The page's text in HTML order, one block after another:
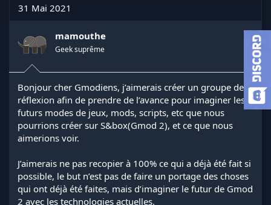
t
e
u
d
e
l
d
i
c
u
s
e
é
t
31 Mai 2021
mamouthe
Geek suprême
Bonjour cher Gmodiens, j’aimerais créer un groupe de
réflexion afin de prendre de l’avance pour imaginer les
futurs modes de jeux, mods, scripts, etc que nous
pourrions créer sur S&box(Gmod 2), et ce que nous
aimerions voir.
J’aimerais ne pas recopier à 100% ce qui a déjà été fait si
possible, le but n’est pas de faire un portage des choses
qui ont déjà été faites, mais d’imaginer le futur de Gmod
2 avec les technologies actuelles.